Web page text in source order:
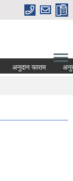
अनुदान फाराम अनुदान